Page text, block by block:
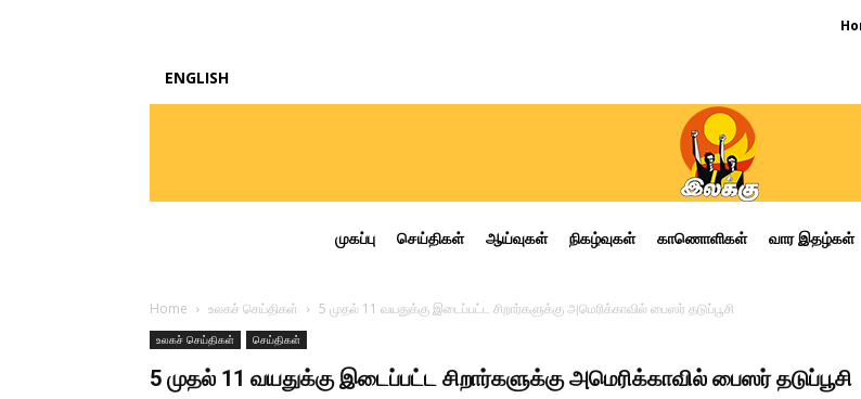
ENGLISH
முகப்பு செய்திகள் ஆய்வுகள் நிகழ்வுகள் காணொளிகள் வார இதழ்கள்
Home உலகச் செய்திகள் 5 முதல் 11 வயதுக்கு இடைப்பட்ட சிறார்களுக்கு அமெரிக்காவில் பைஸர் தடுப்பூசி
உலகச் செய்திகள் செய்திகள்
5 முதல் 11 வயதுக்கு இடைப்பட்ட சிறார்களுக்கு அமெரிக்காவில் பைஸர் தடுப்பூசி